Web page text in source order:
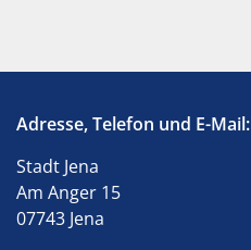
Adresse, Telefon und E-Mail:
Stadt Jena
Am Anger 15
07743 Jena